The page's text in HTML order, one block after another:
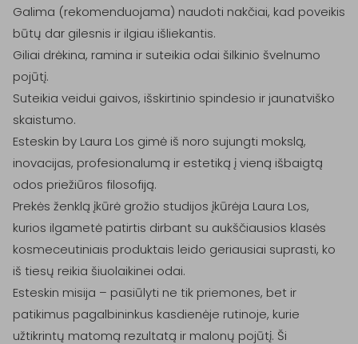
Galima (rekomenduojama) naudoti nakčiai, kad poveikis
būtų dar gilesnis ir ilgiau išliekantis.
Giliai drėkina, ramina ir suteikia odai šilkinio švelnumo
pojūtį.
Suteikia veidui gaivos, išskirtinio spindesio ir jaunatviško
skaistumo.
Esteskin by Laura Los gimė iš noro sujungti mokslą,
inovacijas, profesionalumą ir estetiką į vieną išbaigtą
odos priežiūros filosofiją.
Prekės ženklą įkūrė grožio studijos įkūrėja Laura Los,
kurios ilgametė patirtis dirbant su aukščiausios klasės
kosmeceutiniais produktais leido geriausiai suprasti, ko
iš tiesų reikia šiuolaikinei odai.
Esteskin misija – pasiūlyti ne tik priemones, bet ir
patikimus pagalbininkus kasdienėje rutinoje, kurie
užtikrintų matomą rezultatą ir malonų pojūtį. Ši